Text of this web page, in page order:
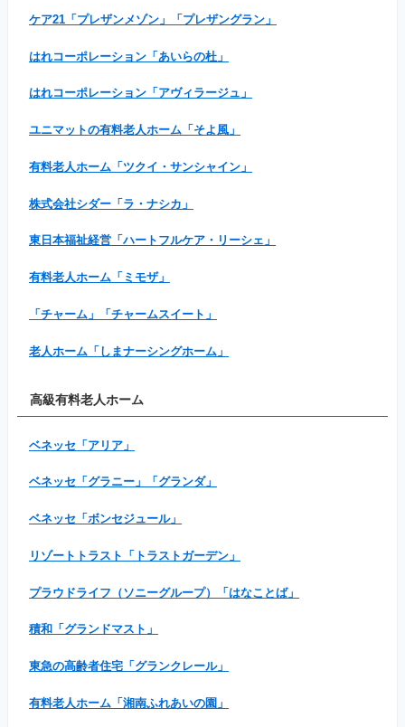
ケア21「プレザンメゾン」「プレザングラン」
はれコーポレーション「あいらの杜」
はれコーポレーション「アヴィラージュ」
ユニマットの有料老人ホーム「そよ風」
有料老人ホーム「ツクイ・サンシャイン」
株式会社シダー「ラ・ナシカ」
東日本福祉経営「ハートフルケア・リーシェ」
有料老人ホーム「ミモザ」
「チャーム」「チャームスイート」
老人ホーム「しまナーシングホーム」
高級有料老人ホーム
ベネッセ「アリア」
ベネッセ「グラニー」「グランダ」
ベネッセ「ボンセジュール」
リゾートトラスト「トラストガーデン」
プラウドライフ（ソニーグループ）「はなことば」
積和「グランドマスト」
東急の高齢者住宅「グランクレール」
有料老人ホーム「湘南ふれあいの園」